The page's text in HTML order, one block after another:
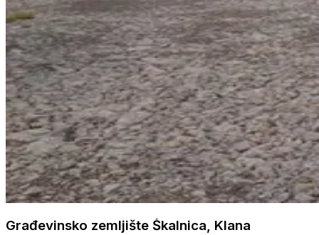
Građevinsko zemljište Škalnica, Klana